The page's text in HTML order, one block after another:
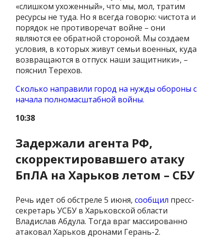
«слишком ухоженный», что мы, мол, тратим
ресурсы не туда. Но я всегда говорю: чистота и
порядок не противоречат войне – они
являются ее обратной стороной. Мы создаем
условия, в которых живут семьи военных, куда
возвращаются в отпуск наши защитники», –
пояснил Терехов.
Сколько направили город на нужды обороны с
начала полномасштабной войны.
10:38
Задержали агента РФ,
скорректировавшего атаку
БпЛА на Харьков летом – СБУ
Речь идет об обстреле 5 июня,сообщил пресс-
секретарь УСБУ в Харьковской области
Владислав Абдула. Тогда враг массированно
атаковал Харьков дронами Герань-2.